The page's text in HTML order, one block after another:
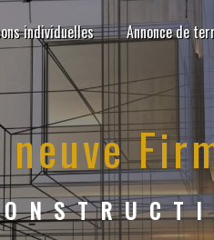
individuelles Annonce de
neuve